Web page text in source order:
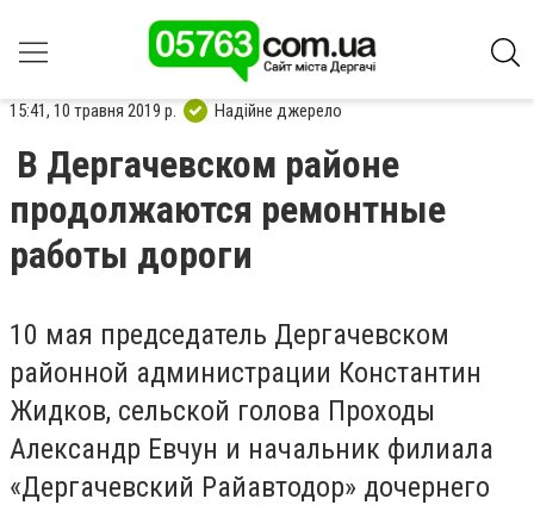
15:41, 10 травня 2019 р. Надійне джерело
В Дергачевском районе
продолжаются ремонтные
работы дороги
10 мая председатель Дергачевском
районной администрации Константин
Жидков, сельской голова Проходы
Александр Евчун и начальник филиала
«Дергачевский Райавтодор» дочернего